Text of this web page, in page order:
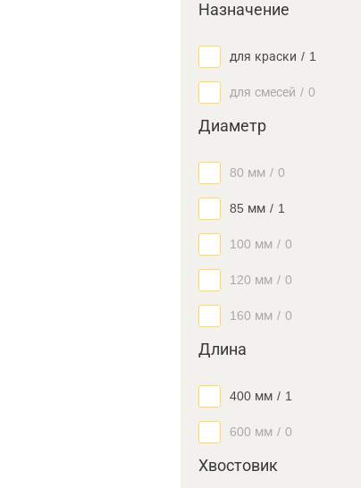
Назначение
для краски / 1
для смесей / 0
Диаметр
80 мм / 0
85 мм / 1
100 мм / 0
120 мм / 0
160 мм / 0
Длина
400 мм / 1
600 мм / 0
Хвостовик